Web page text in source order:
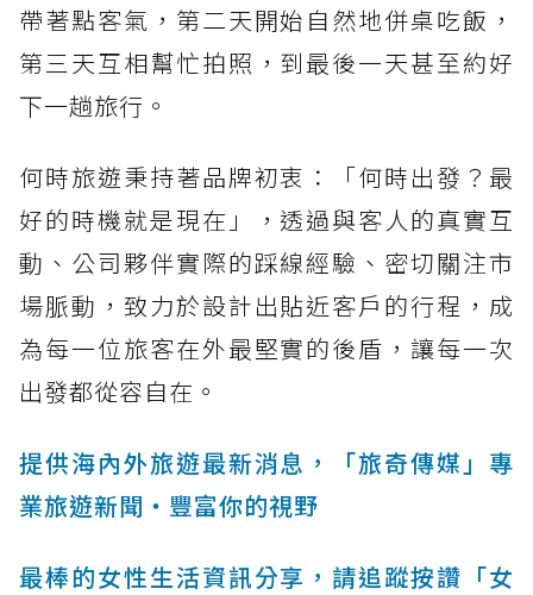
帶著點客氣，第二天開始自然地併桌吃飯，
第三天互相幫忙拍照，到最後一天甚至約好
下一趟旅行。
何時旅遊秉持著品牌初衷：「何時出發？最
好的時機就是現在」，透過與客人的真實互
動、公司夥伴實際的踩線經驗、密切關注市
場脈動，致力於設計出貼近客戶的行程，成
為每一位旅客在外最堅實的後盾，讓每一次
出發都從容自在。
提供海內外旅遊最新消息，「旅奇傳媒」專
業旅遊新聞‧豐富你的視野
最棒的女性生活資訊分享，請追蹤按讚「女